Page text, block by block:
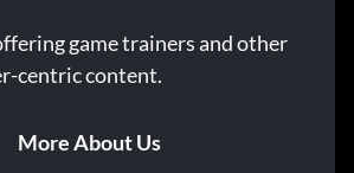
te ofrecerán un patrocinio diferente.
puedas conseguir los patrocinios
de Precept, TaylorMade, Bridgestone,
game trainers and other
centric content.
More About Us